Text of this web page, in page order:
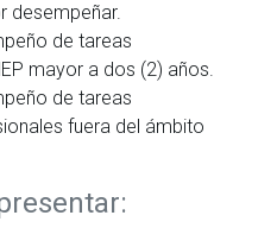
desempeñar.
de tareas
mayor a dos (2) años.
de tareas
fuera del ámbito